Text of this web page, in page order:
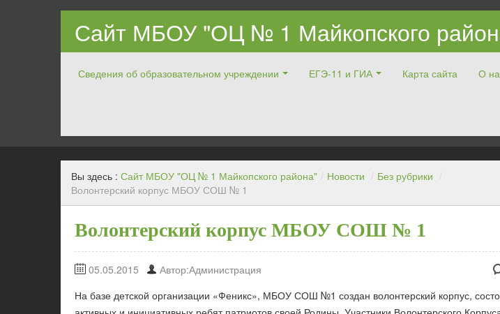
Сайт МБОУ "ОЦ № 1 Майкопского
Сведения об образовательном учреждении ЕГЭ-11 и ГИА Карта сайта О
Вы здесь : Сайт МБОУ "ОЦ № 1 Майкопского района" / Новости / Без рубрики /
Волонтерский корпус МБОУ СОШ № 1
Волонтерский корпус МБОУ СОШ № 1
05.05.2015 Автор:Администрация
На базе детской организации «Феникс», МБОУ СОШ №1 создан волонтерский корпус,